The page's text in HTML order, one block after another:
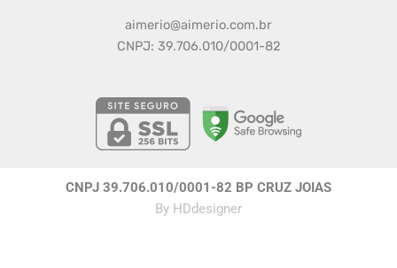
aimerio@aimerio.com.br
CNPJ: 39.706.010/0001-82
CNPJ 39.706.010/0001-82 BP CRUZ JOIAS
By HDdesigner